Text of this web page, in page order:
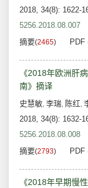
2018, 34(8): 1622-
5256.2018.08.007
摘要(2465) PDF
《2018年欧洲肝
南》摘译
史慧敏, 李瑞, 陈红,
2018, 34(8): 1632-
5256.2018.08.008
摘要(2793) PDF
《2018年早期慢